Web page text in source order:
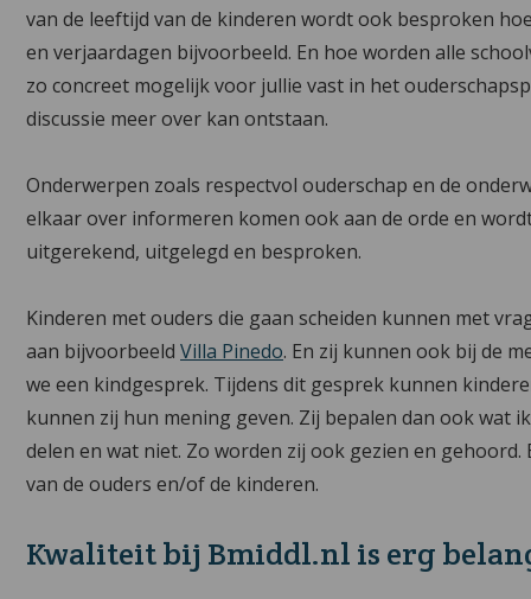
van de leeftijd van de kinderen wordt ook besproken
en verjaardagen bijvoorbeeld. En hoe worden alle
zo concreet mogelijk voor jullie vast in het
discussie meer over kan ontstaan.
Onderwerpen zoals respectvol ouderschap en de
elkaar over informeren komen ook aan de orde en
uitgerekend, uitgelegd en besproken.
Kinderen met ouders die gaan scheiden kunnen met
aan bijvoorbeeld Villa Pinedo. En zij kunnen ook bij de
we een kindgesprek. Tijdens dit gesprek kunnen
kunnen zij hun mening geven. Zij bepalen dan ook wat
delen en wat niet. Zo worden zij ook gezien en
van de ouders en/of de kinderen.
Kwaliteit bij Bmiddl.nl is erg